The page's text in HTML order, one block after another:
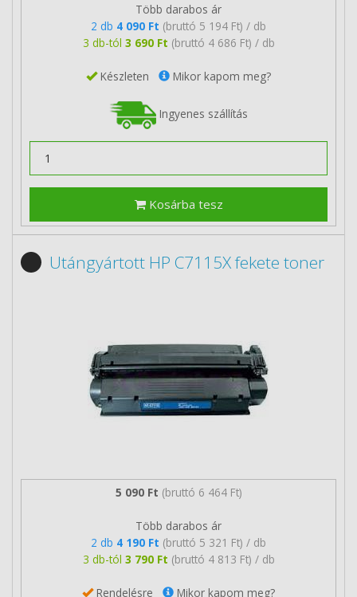
Több darabos ár
2 db 4 090 Ft (bruttó 5 194 Ft) / db
3 db-tól 3 690 Ft (bruttó 4 686 Ft) / db
Készleten Mikor kapom meg?
Ingyenes szállítás
Kosárba tesz
Utángyártott HP C7115X fekete toner
5 090 Ft (bruttó 6 464 Ft)
Több darabos ár
2 db 4 190 Ft (bruttó 5 321 Ft) / db
3 db-tól 3 790 Ft (bruttó 4 813 Ft) / db
Rendelésre Mikor kapom meg?